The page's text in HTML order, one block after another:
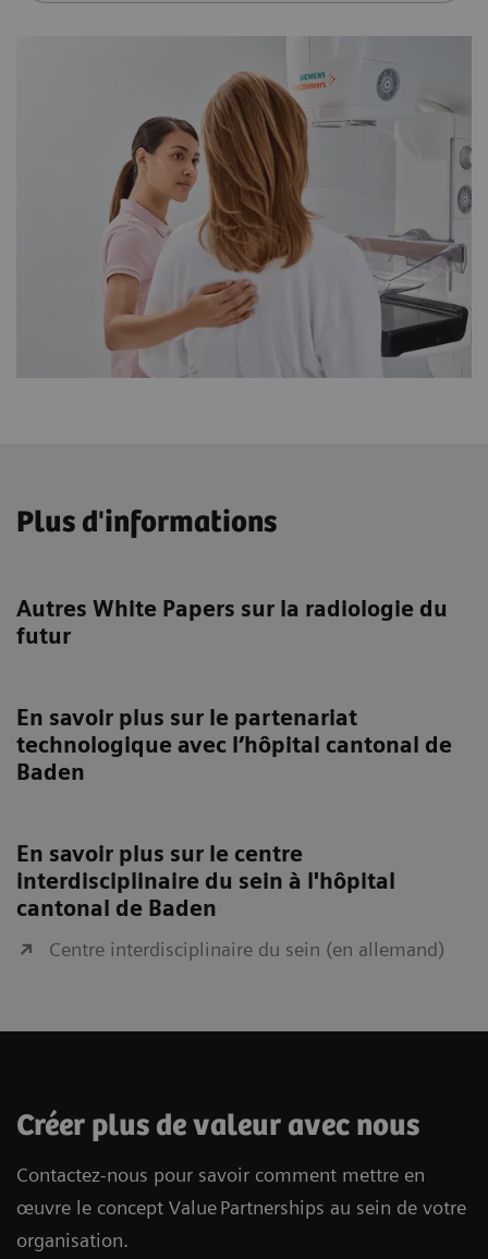
Plus d'informations
Autres White Papers sur la radiologie du
futur
En savoir plus sur le partenariat
technologique avec l’hôpital cantonal de
Baden
En savoir plus sur le centre
interdisciplinaire du sein à l'hôpital
cantonal de Baden
Centre interdisciplinaire du sein (en allemand)
Créer plus de valeur avec nous
Contactez-nous pour savoir comment mettre en
œuvre le concept Value Partnerships au sein de votre
organisation.